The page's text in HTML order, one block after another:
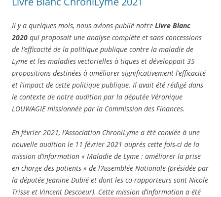
Il y a quelques mois, nous avions publié notre Livre Blanc
2020 qui proposait une analyse complète et sans concessions
de l’efficacité de la politique publique contre la maladie de
Lyme et les maladies vectorielles à tiques et développait 35
propositions destinées à améliorer significativement l’efficacité
et l’impact de cette politique publique. Il avait été rédigé dans
le contexte de notre audition par la députée Véronique
LOUWAGIE missionnée par la Commission des Finances.
En février 2021, l’Association ChroniLyme a été conviée à une
nouvelle audition le 11 février 2021 auprès cette fois-ci de la
mission d’information « Maladie de Lyme : améliorer la prise
en charge des patients » de l’Assemblée Nationale (présidée par
la députée Jeanine Dubié et dont les co-rapporteurs sont Nicole
Trisse et Vincent Descoeur). Cette mission d’information a été